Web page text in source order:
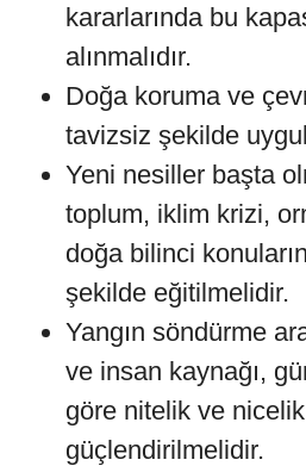
kararlarında bu
alınmalıdır.
Doğa koruma ve
tavizsiz şekilde
Yeni nesiller başta
toplum, iklim krizi,
doğa bilinci
şekilde eğitilmelidir.
Yangın söndürme
ve insan kaynağı,
göre nitelik ve nicelik
güçlendirilmelidir.